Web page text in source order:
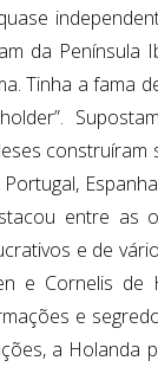
da Península
Tinha a fama
construíram
entre as
e de
e Cornelis de
e
a Holanda